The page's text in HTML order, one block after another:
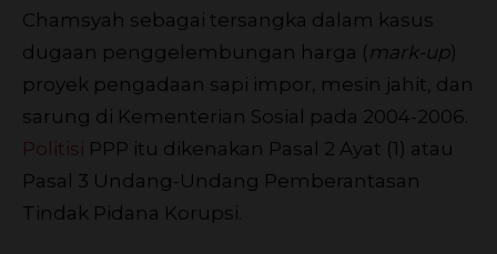
Chamsyah sebagai tersangka dalam kasus
dugaan penggelembungan harga ( mark-up)
proyek pengadaan sapi impor, mesin jahit, dan
sarung di Kementerian Sosial pada 2004-2006.
Politisi PPP itu dikenakan Pasal 2 Ayat (1) atau
Pasal 3 Undang-Undang Pemberantasan
Tindak Pidana Korupsi.